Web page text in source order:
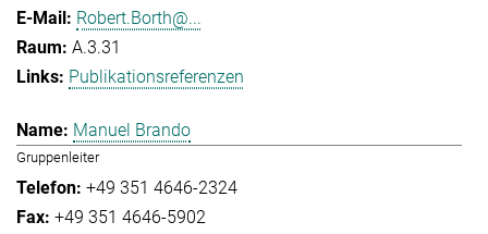
Robert.Borth@...
A.3.31
Publikationsreferenzen
Manuel Brando
Gruppenleiter
+49 351 4646-2324
+49 351 4646-5902